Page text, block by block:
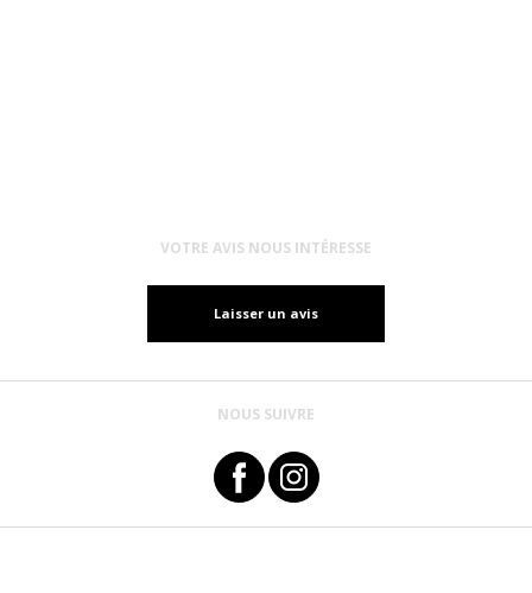
VOTRE AVIS NOUS INTÉRESSE
Laisser un avis
NOUS SUIVRE